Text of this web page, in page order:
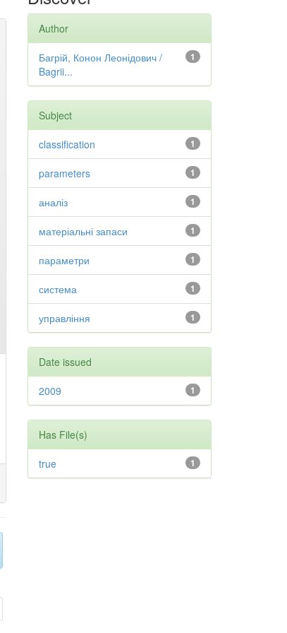
Author
1
Багрій, Конон Леонідович /
Bagrii...
Subject
1
classification
1
parameters
1
аналіз
1
матеріальні запаси
1
параметри
1
система
1
управління
Date issued
1
2009
Has File(s)
1
true